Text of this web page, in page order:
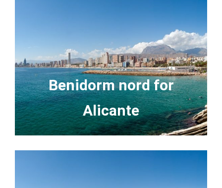
Benidorm nord for
Alicante